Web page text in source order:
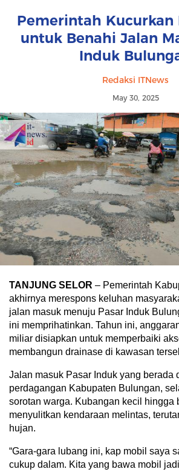
Pemerintah Kucurkan
untuk Benahi Jalan
Induk
Redaksi ITNews
May 30, 2025
TANJUNG SELOR – Pemerintah
akhirnya merespons keluhan
jalan masuk menuju Pasar Induk
ini memprihatinkan. Tahun ini,
miliar disiapkan untuk memperbaiki
membangun drainase di kawasan
Jalan masuk Pasar Induk yang berada
perdagangan Kabupaten Bulungan,
sorotan warga. Kubangan kecil hingga
menyulitkan kendaraan melintas,
hujan.
“Gara-gara lubang ini, kap mobil saya
cukup dalam. Kita yang bawa mobil